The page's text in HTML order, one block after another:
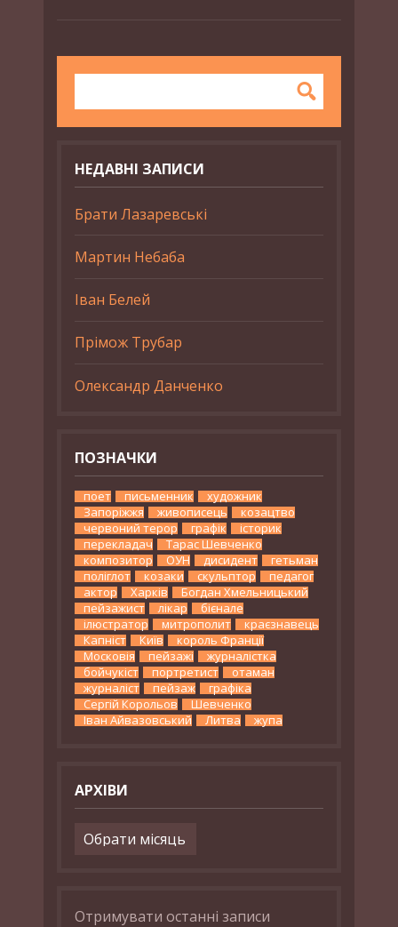
НЕДАВНІ ЗАПИСИ
Брати Лазаревські
Мартин Небаба
Іван Белей
Прімож Трубар
Олександр Данченко
ПОЗНАЧКИ
поет письменник
художник
Запоріжжя
живописець
козацтво
червоний терор
графік
історик
перекладач
Тарас Шевченко
композитор
ОУН дисидент
гетьман
поліглот
козаки скульптор
педагог
актор
Харків
Богдан Хмельницький
пейзажист
лікар
бієнале
ілюстратор
митрополит
краєзнавець
Капніст
Київ
король Франції
Московія
пейзажі
журналістка
бойчукіст
портретист
отаман
журналіст
пейзаж
графіка
Сергій Корольов
Шевченко
Іван Айвазовський
Литва жупа
АРХІВИ
Архіви
Отримувати останні записи